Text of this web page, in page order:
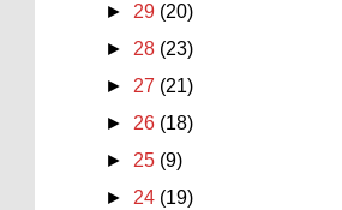
► 29 (20)
► 28 (23)
► 27 (21)
► 26 (18)
► 25 (9)
► 24 (19)